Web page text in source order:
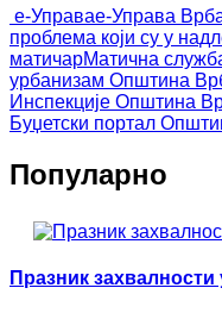
е-Управае-Управа
проблема који су у
матичарМатична
урбанизам Општина
Инспекције Општина
Буџетски портал
Популарно
Празник